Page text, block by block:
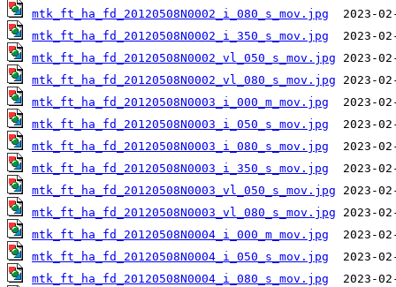
mtk_ft_ha_fd_20120508N0002_i_080_s_mov.jpg
mtk_ft_ha_fd_20120508N0002_i_350_s_mov.jpg
mtk_ft_ha_fd_20120508N0002_vl_050_s_mov.jpg
mtk_ft_ha_fd_20120508N0002_vl_080_s_mov.jpg
mtk_ft_ha_fd_20120508N0003_i_000_m_mov.jpg
mtk_ft_ha_fd_20120508N0003_i_050_s_mov.jpg
mtk_ft_ha_fd_20120508N0003_i_080_s_mov.jpg
mtk_ft_ha_fd_20120508N0003_i_350_s_mov.jpg
mtk_ft_ha_fd_20120508N0003_vl_050_s_mov.jpg
mtk_ft_ha_fd_20120508N0003_vl_080_s_mov.jpg
mtk_ft_ha_fd_20120508N0004_i_000_m_mov.jpg
mtk_ft_ha_fd_20120508N0004_i_050_s_mov.jpg
mtk_ft_ha_fd_20120508N0004_i_080_s_mov.jpg